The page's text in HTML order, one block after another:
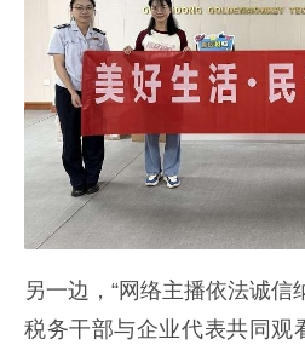
另一边，“网络主播依法诚信
税务干部与企业代表共同观